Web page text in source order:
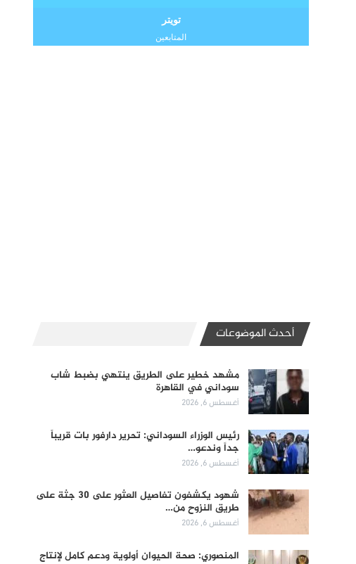
تويتر
المتابعين
أحدث الموضوعات
مشهد خطير على الطريق ينتهي بضبط شاب
سوداني في القاهرة
أغسطس 6, 2026
رئيس الوزراء السوداني: تحرير دارفور بات قريباً
جداً وندعو…
أغسطس 6, 2026
شهود يكشفون تفاصيل العثور على 30 جثة على
طريق النزوح من…
أغسطس 6, 2026
المنصوري: صحة الحيوان أولوية ودعم كامل لإنتاج